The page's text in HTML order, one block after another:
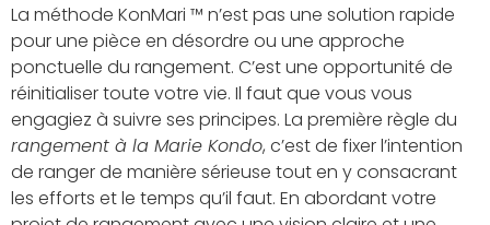
La méthode KonMari ™ n’est pas une solution rapide
pour une pièce en désordre ou une approche
ponctuelle du rangement. C’est une opportunité de
réinitialiser toute votre vie. Il faut que vous vous
engagiez à suivre ses principes. La première règle du
rangement à la Marie Kondo, c’est de fixer l’intention
de ranger de manière sérieuse tout en y consacrant
les efforts et le temps qu’il faut. En abordant votre